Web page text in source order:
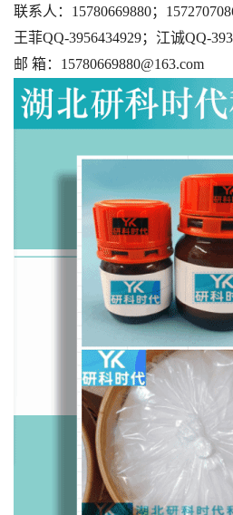
联系人：15780669880；
王菲QQ-3956434929；江诚QQ-
邮 箱：15780669880@163.com